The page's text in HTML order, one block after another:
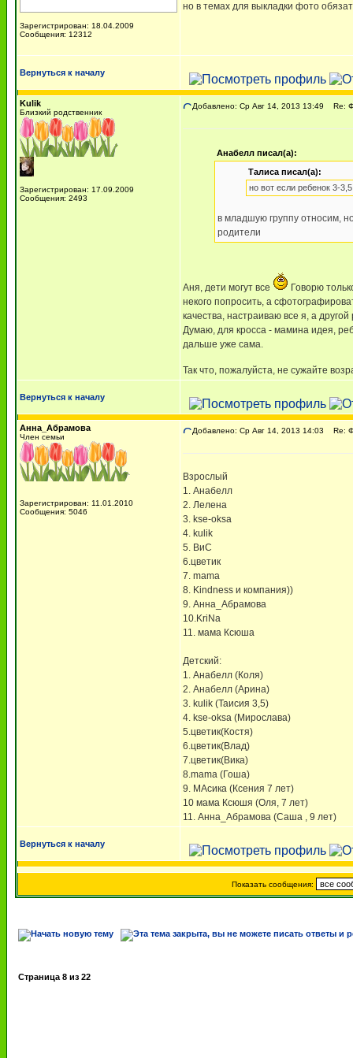
Зарегистрирован: 18.04.2009
Сообщения: 12312
но в темах для выкладки фото
Вернуться к началу
Kulik
Близкий родственник
Зарегистрирован: 17.09.2009
Сообщения: 2493
Добавлено: Ср Авг 14, 2013 13:49 Re:
Анабелл писал(а):
Талиса писал(а):
но вот если ребенок 3-
в младшую группу относим,
родители
Аня, дети могут все
Говорю
некого попросить, а
качества, настраиваю все я, а
Думаю, для кросса - мамина идея,
дальше уже сама.
Так что, пожалуйста, не сужайте
Вернуться к началу
Анна_Абрамова
Член семьи
Зарегистрирован: 11.01.2010
Сообщения: 5046
Добавлено: Ср Авг 14, 2013 14:03 Re:
Взрослый
1. Анабелл
2. Лелена
3. kse-oksa
4. kulik
5. ВиС
6.цветик
7. mama
8. Kindness и компания))
9. Анна_Абрамова
10.KriNa
11. мама Ксюша
Детский:
1. Анабелл (Коля)
2. Анабелл (Арина)
3. kulik (Таисия 3,5)
4. kse-oksa (Мирослава)
5.цветик(Костя)
6.цветик(Влад)
7.цветик(Вика)
8.mama (Гоша)
9. МАсика (Ксения 7 лет)
10 мама Ксюшя (Оля, 7 лет)
11. Анна_Абрамова (Саша , 9 лет)
Вернуться к началу
Показать сообщения:
Страница 8 из 22